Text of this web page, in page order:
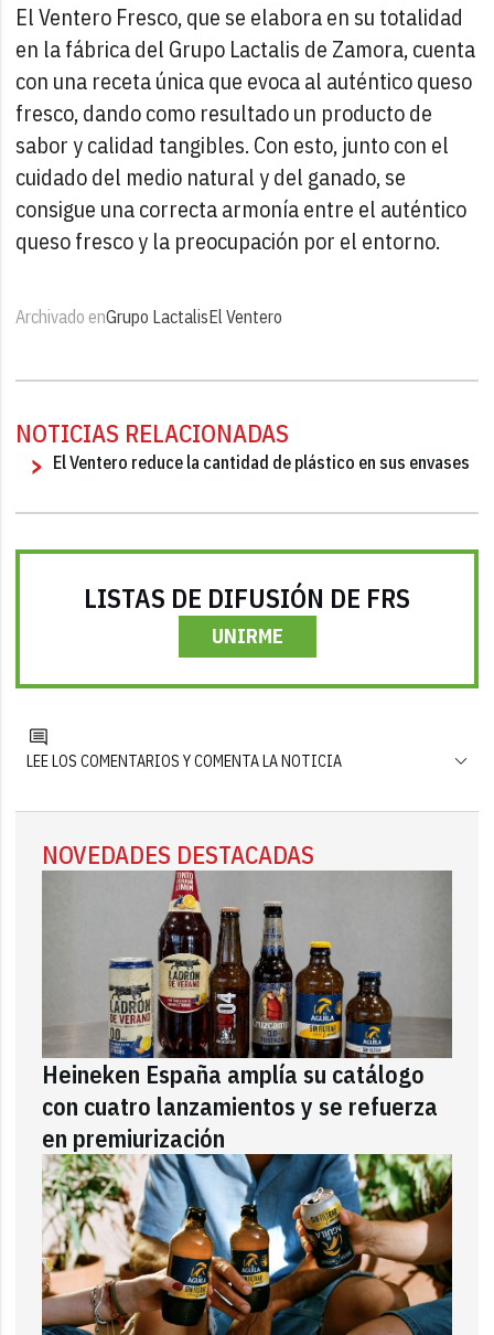
El Ventero Fresco, que se elabora en su totalidad
en la fábrica del Grupo Lactalis de Zamora, cuenta
con una receta única que evoca al auténtico queso
fresco, dando como resultado un producto de
sabor y calidad tangibles. Con esto, junto con el
cuidado del medio natural y del ganado, se
consigue una correcta armonía entre el auténtico
queso fresco y la preocupación por el entorno.
Archivado enGrupo LactalisEl Ventero
NOTICIAS RELACIONADAS
El Ventero reduce la cantidad de plástico en sus envases
LISTAS DE DIFUSIÓN DE FRS
UNIRME
LEE LOS COMENTARIOS Y COMENTA LA NOTICIA
NOVEDADES DESTACADAS
Heineken España amplía su catálogo
con cuatro lanzamientos y se refuerza
en premiurización